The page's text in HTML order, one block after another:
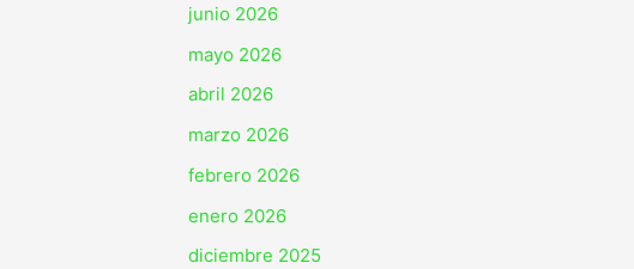
junio 2026
mayo 2026
abril 2026
marzo 2026
febrero 2026
enero 2026
diciembre 2025